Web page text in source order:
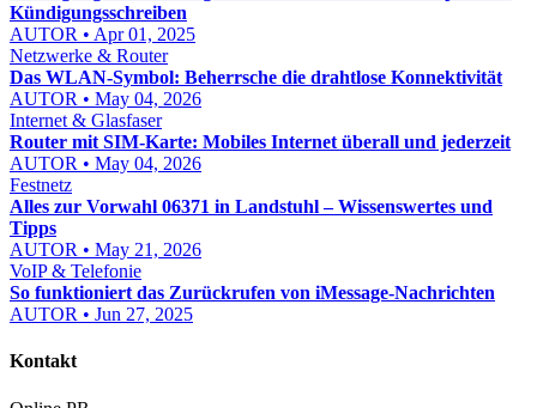
Kündigungsschreiben
AUTOR • Apr 01, 2025
Netzwerke & Router
Das WLAN-Symbol: Beherrsche die drahtlose Konnektivität
AUTOR • May 04, 2026
Internet & Glasfaser
Router mit SIM-Karte: Mobiles Internet überall und jederzeit
AUTOR • May 04, 2026
Festnetz
Alles zur Vorwahl 06371 in Landstuhl – Wissenswertes und
Tipps
AUTOR • May 21, 2026
VoIP & Telefonie
So funktioniert das Zurückrufen von iMessage-Nachrichten
AUTOR • Jun 27, 2025
Kontakt